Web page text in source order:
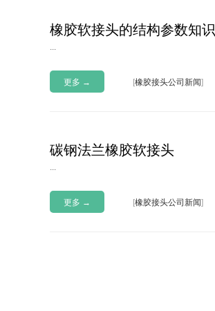
橡胶软接头的结构参数知识
...
更多 → [橡胶接头公司新闻]
碳钢法兰橡胶软接头
...
更多 → [橡胶接头公司新闻]